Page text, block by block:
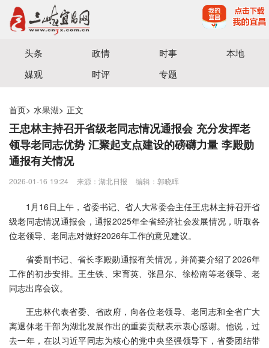
宜昌三峡融媒体中心主办
头条 政情 时事
本地
媒观
时评 专题
首页> 水果湖> 正文
王忠林主持召开省级老同志情况通报会 充分发挥老
领导老同志优势 汇聚起支点建设的磅礴力量 李殿勋
通报有关情况
2026-01-16 19:24 来源：湖北日报 编辑：郭晓晖
1月16日上午，省委书记、省人大常委会主任王忠林主持召开省
级老同志情况通报会，通报2025年全省经济社会发展情况，听取各
位老领导、老同志对做好2026年工作的意见建议。
省委副书记、省长李殿勋通报有关情况，并简要介绍了2026年
工作的初步安排。王生铁、宋育英、张昌尔、徐松南等老领导、老
同志出席会议。
王忠林代表省委、省政府，向各位老领导、老同志和全省广大
离退休老干部为湖北发展作出的重要贡献表示衷心感谢。他说，过
去一年，在以习近平同志为核心的党中央坚强领导下，省委团结带